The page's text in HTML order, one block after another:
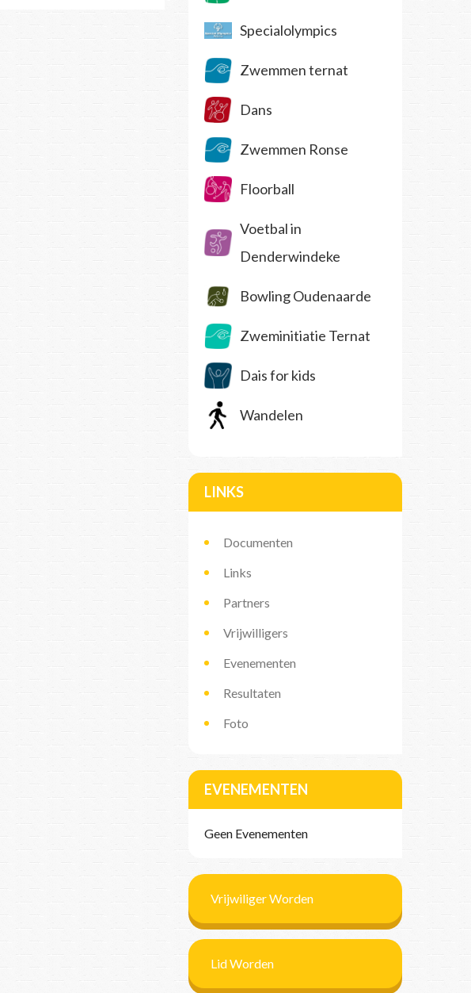
Specialolympics
Zwemmen ternat
Dans
Zwemmen Ronse
Floorball
Voetbal in
Denderwindeke
Bowling Oudenaarde
Zweminitiatie Ternat
Dais for kids
Wandelen
LINKS
Documenten
Links
Partners
Vrijwilligers
Evenementen
Resultaten
Foto
EVENEMENTEN
Geen Evenementen
Vrijwiliger Worden
Lid Worden